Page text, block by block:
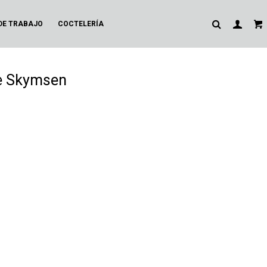
TRABAJO COCTELERÍA
Skymsen